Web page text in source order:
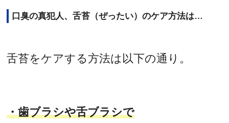
口臭の真犯人、舌苔（ぜったい）のケア方法は…
舌苔をケアする方法は以下の通り。
・歯ブラシや舌ブラシで